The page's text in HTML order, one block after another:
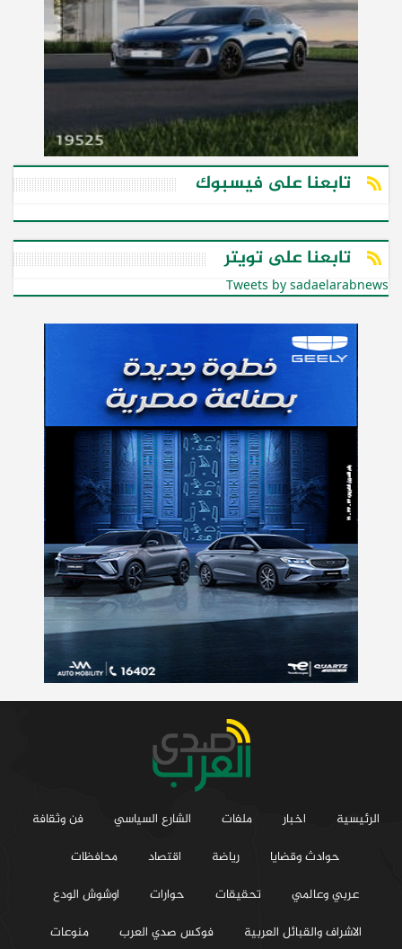
تابعنا على فيسبوك
تابعنا على تويتر
Tweets by sadaelarabnews
الرئيسية اخبار ملفات الشارع السياسي
فن وثقافة
حوادث وقضايا
رياضة اقتصاد
محافظات
عربي وعالمي
تحقيقات حوارات
اوشوش الودع
الاشراف والقبائل العربية
فوكس صدي العرب منوعات